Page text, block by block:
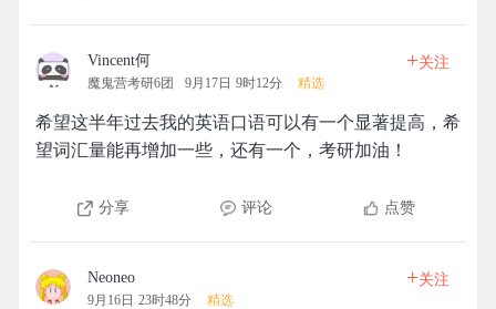
Vincent何
魔鬼营考研6团 9月17日 9时12分 精选
+关注
希望这半年过去我的英语口语可以有一个显著提高，希
望词汇量能再增加一些，还有一个，考研加油！
分享 评论 点赞
Neoneo
9月16日 23时48分 精选
+关注